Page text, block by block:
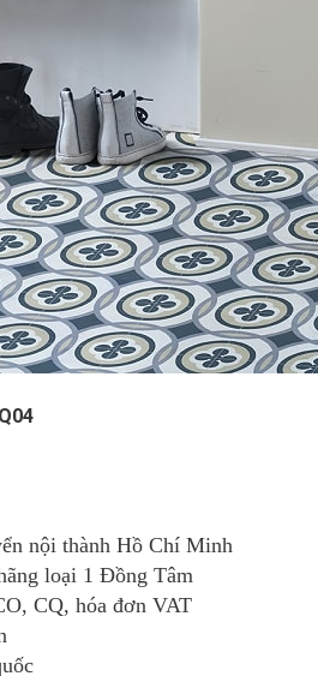
nội thành Hồ Chí Minh
loại 1 Đồng Tâm
CQ, hóa đơn VAT
hấp dẫn